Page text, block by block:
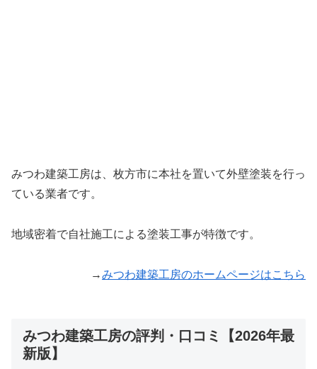
みつわ建築工房は、枚方市に本社を置いて外壁塗装を行っ
ている業者です。
地域密着で自社施工による塗装工事が特徴です。
→みつわ建築工房のホームページはこちら
みつわ建築工房の評判・口コミ【2026年最
新版】